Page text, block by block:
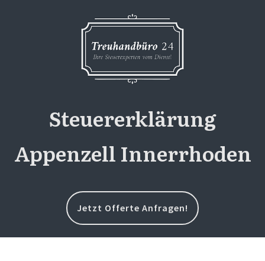
Steuererklärung
Appenzell Innerrhoden
Jetzt Offerte Anfragen!